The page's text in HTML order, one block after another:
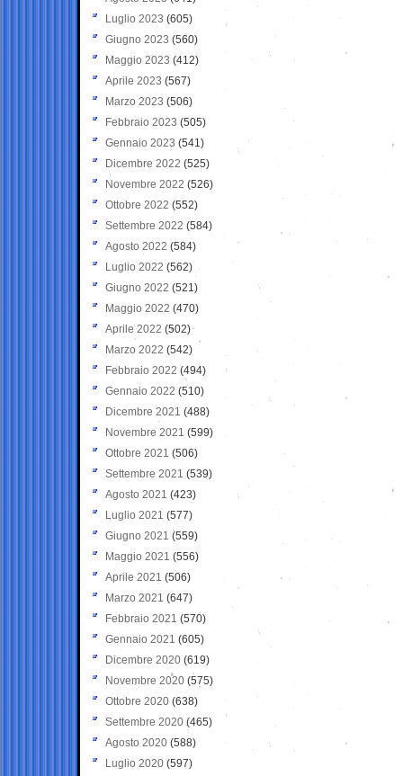
Luglio 2023 (605)
Giugno 2023 (560)
Maggio 2023 (412)
Aprile 2023 (567)
Marzo 2023 (506)
Febbraio 2023 (505)
Gennaio 2023 (541)
Dicembre 2022 (525)
Novembre 2022 (526)
Ottobre 2022 (552)
Settembre 2022 (584)
Agosto 2022 (584)
Luglio 2022 (562)
Giugno 2022 (521)
Maggio 2022 (470)
Aprile 2022 (502)
Marzo 2022 (542)
Febbraio 2022 (494)
Gennaio 2022 (510)
Dicembre 2021 (488)
Novembre 2021 (599)
Ottobre 2021 (506)
Settembre 2021 (539)
Agosto 2021 (423)
Luglio 2021 (577)
Giugno 2021(559)
Maggio 2021 (556)
Aprile 2021 (506)
Marzo 2021 (647)
Febbraio 2021 (570)
Gennaio 2021 (605)
Dicembre 2020 (619)
Novembre 2020 (575)
Ottobre 2020 (638)
Settembre 2020(465)
Agosto 2020 (588)
Luglio 2020 (597)